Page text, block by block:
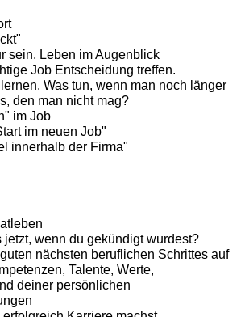
sein. Leben im Augenblick
Job Entscheidung treffen.
Was tun, wenn man noch länger
den man nicht mag?
im Job
im neuen Job"
innerhalb der Firma"
jetzt, wenn du gekündigt wurdest?
nächsten beruflichen Schrittes auf
Talente, Werte,
deiner persönlichen